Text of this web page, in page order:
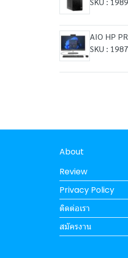
AIO HP
SKU :
About
Review
Privacy Policy
ติดต่อเรา
สมัครงาน